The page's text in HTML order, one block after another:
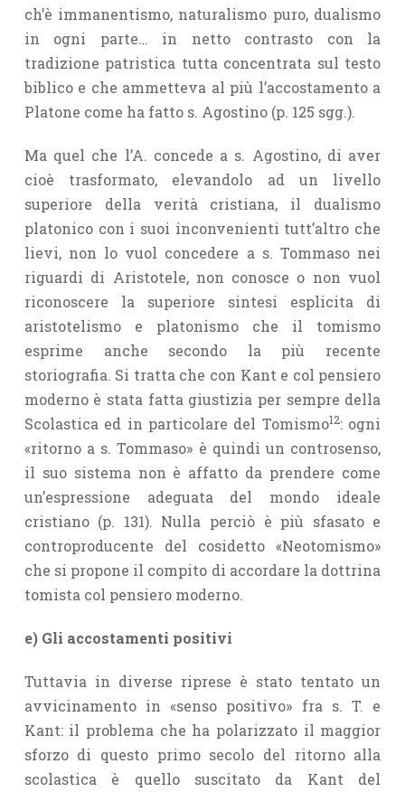
ch’è immanentismo, naturalismo puro, dualismo
in ogni parte… in netto contrasto con la
tradizione patristica tutta concentrata sul testo
biblico e che ammetteva al più l’accostamento a
Platone come ha fatto s. Agostino (p. 125 sgg.).
Ma quel che l’A. concede a s. Agostino, di aver
cioè trasformato, elevandolo ad un livello
superiore della verità cristiana, il dualismo
platonico con i suoi inconvenienti tutt’altro che
lievi, non lo vuol concedere a s. Tommaso nei
riguardi di Aristotele, non conosce o non vuol
riconoscere la superiore sintesi esplicita di
aristotelismo e platonismo che il tomismo
esprime anche secondo la più recente
storiografia. Si tratta che con Kant e col pensiero
moderno è stata fatta giustizia per sempre della
Scolastica ed in particolare del Tomismo12: ogni
«ritorno a s. Tommaso» è quindi un controsenso,
il suo sistema non è affatto da prendere come
un’espressione adeguata del mondo ideale
cristiano (p. 131). Nulla perciò è più sfasato e
controproducente del cosidetto «Neotomismo»
che si propone il compito di accordare la dottrina
tomista col pensiero moderno.
e) Gli accostamenti positivi
Tuttavia in diverse riprese è stato tentato un
avvicinamento in «senso positivo» fra s. T. e
Kant: il problema che ha polarizzato il maggior
sforzo di questo primo secolo del ritorno alla
scolastica è quello suscitato da Kant del